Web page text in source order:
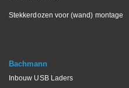
Stekkerdozen voor (wand) montage
Bachmann
Inbouw USB Laders